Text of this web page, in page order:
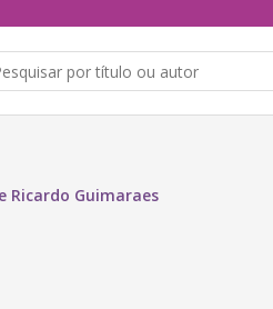
Ricardo Guimaraes